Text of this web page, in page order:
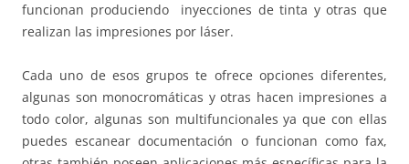
funcionan produciendo inyecciones de tinta y otras que
realizan las impresiones por láser.
Cada uno de esos grupos te ofrece opciones diferentes,
algunas son monocromáticas y otras hacen impresiones a
todo color, algunas son multifuncionales ya que con ellas
puedes escanear documentación o funcionan como fax,